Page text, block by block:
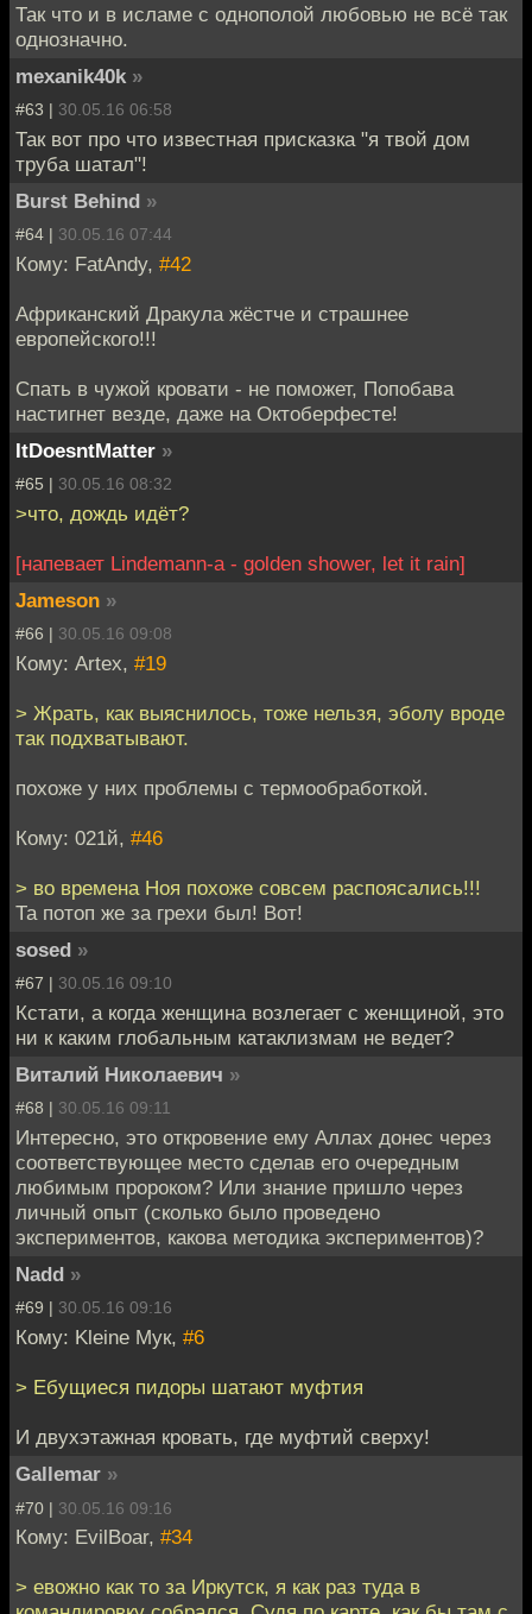
Так что и в исламе с однополой любовью не всё так
однозначно.
mexanik40k »
#63 | 30.05.16 06:58
Так вот про что известная присказка "я твой дом
труба шатал"!
Burst Behind »
#64 | 30.05.16 07:44
Кому: FatAndy, #42
Африканский Дракула жёстче и страшнее
европейского!!!
Спать в чужой кровати - не поможет, Попобава
настигнет везде, даже на Октоберфесте!
ItDoesntMatter »
#65 | 30.05.16 08:32
>что, дождь идёт?
[напевает Lindemann-a - golden shower, let it rain]
Jameson »
#66 | 30.05.16 09:08
Кому: Artex, #19
> Жрать, как выяснилось, тоже нельзя, эболу вроде
так подхватывают.
похоже у них проблемы с термообработкой.
Кому: 021й, #46
> во времена Ноя похоже совсем распоясались!!!
Та потоп же за грехи был! Вот!
sosed »
#67 | 30.05.16 09:10
Кстати, а когда женщина возлегает с женщиной, это
ни к каким глобальным катаклизмам не ведет?
Виталий Николаевич »
#68 | 30.05.16 09:11
Интересно, это откровение ему Аллах донес через
соответствующее место сделав его очередным
любимым пророком? Или знание пришло через
личный опыт (сколько было проведено
экспериментов, какова методика экспериментов)?
Nadd »
#69 | 30.05.16 09:16
Кому: Kleine Мук, #6
> Ебущиеся пидоры шатают муфтия
И двухэтажная кровать, где муфтий сверху!
Gallemar »
#70 | 30.05.16 09:16
Кому: EvilBoar, #34
> евожно как то за Иркутск, я как раз туда в